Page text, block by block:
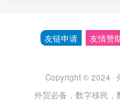
友链申请 友情赞
Copyright © 2024 ·
外贸必备，数字移民，